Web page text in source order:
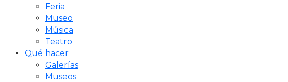
Feria
Museo
Música
Teatro
Qué hacer
Galerías
Museos